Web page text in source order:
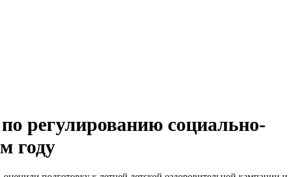
регулированию социально-
году